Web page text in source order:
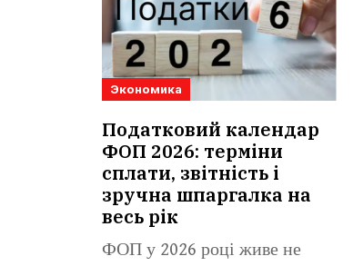
Экономика
Податковий календар
ФОП 2026: терміни
сплати, звітність і
зручна шпаргалка на
весь рік
ФОП у 2026 році живе не